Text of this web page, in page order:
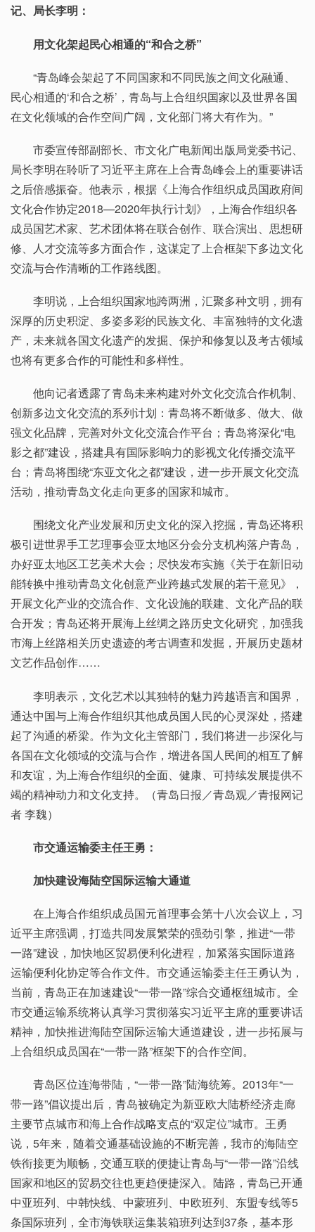
记、局长李明：
用文化架起民心相通的“和合之桥”
“青岛峰会架起了不同国家和不同民族之间文化融通、
民心相通的‘和合之桥’，青岛与上合组织国家以及世界各国
在文化领域的合作空间广阔，文化部门将大有作为。”
市委宣传部副部长、市文化广电新闻出版局党委书记、
局长李明在聆听了习近平主席在上合青岛峰会上的重要讲话
之后倍感振奋。他表示，根据《上海合作组织成员国政府间
文化合作协定2018—2020年执行计划》，上海合作组织各
成员国艺术家、艺术团体将在联合创作、联合演出、思想研
修、人才交流等多方面合作，这谋定了上合框架下多边文化
交流与合作清晰的工作路线图。
李明说，上合组织国家地跨两洲，汇聚多种文明，拥有
深厚的历史积淀、多姿多彩的民族文化、丰富独特的文化遗
产，未来就各国文化遗产的发掘、保护和修复以及考古领域
也将有更多合作的可能性和多样性。
他向记者透露了青岛未来构建对外文化交流合作机制、
创新多边文化交流的系列计划：青岛将不断做多、做大、做
强文化品牌，完善对外文化交流合作平台；青岛将深化“电
影之都”建设，搭建具有国际影响力的影视文化传播交流平
台；青岛将围绕“东亚文化之都”建设，进一步开展文化交流
活动，推动青岛文化走向更多的国家和城市。
围绕文化产业发展和历史文化的深入挖掘，青岛还将积
极引进世界手工艺理事会亚太地区分会分支机构落户青岛，
办好亚太地区工艺美术大会；尽快发布实施《关于在新旧动
能转换中推动青岛文化创意产业跨越式发展的若干意见》，
开展文化产业的交流合作、文化设施的联建、文化产品的联
合开发；青岛还将开展海上丝绸之路历史文化研究，加强我
市海上丝路相关历史遗迹的考古调查和发掘，开展历史题材
文艺作品创作……
李明表示，文化艺术以其独特的魅力跨越语言和国界，
通达中国与上海合作组织其他成员国人民的心灵深处，搭建
起了沟通的桥梁。作为文化主管部门，我们将进一步深化与
各国在文化领域的交流与合作，增进各国人民间的相互了解
和友谊，为上海合作组织的全面、健康、可持续发展提供不
竭的精神动力和文化支持。（青岛日报／青岛观／青报网记
者 李魏）
市交通运输委主任王勇：
加快建设海陆空国际运输大通道
在上海合作组织成员国元首理事会第十八次会议上，习
近平主席强调，打造共同发展繁荣的强劲引擎，推进“一带
一路”建设，加快地区贸易便利化进程，加紧落实国际道路
运输便利化协定等合作文件。市交通运输委主任王勇认为，
当前，青岛正在加速建设“一带一路”综合交通枢纽城市。全
市交通运输系统将认真学习贯彻落实习近平主席的重要讲话
精神，加快推进海陆空国际运输大通道建设，进一步拓展与
上合组织成员国在“一带一路”框架下的合作空间。
青岛区位连海带陆，“一带一路”陆海统筹。2013年“一
带一路”倡议提出后，青岛被确定为新亚欧大陆桥经济走廊
主要节点城市和海上合作战略支点的“双定位”城市。王勇
说，5年来，随着交通基础设施的不断完善，我市的海陆空
铁衔接更为顺畅，交通互联的便捷让青岛与“一带一路”沿线
国家和地区的贸易交往也更趋便捷深入。陆路，青岛已开通
中亚班列、中韩快线、中蒙班列、中欧班列、东盟专线等5
条国际班列，全市海铁联运集装箱班列达到37条，基本形